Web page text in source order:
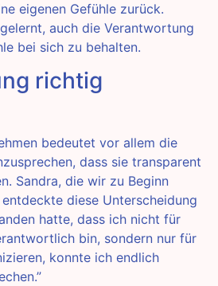
eigenen Gefühle zurück.
auch die Verantwortung
bei sich zu behalten.
richtig
bedeutet vor allem die
dass sie transparent
Sandra, die wir zu Beginn
diese Unterscheidung
hatte, dass ich nicht für
bin, sondern nur für
konnte ich endlich